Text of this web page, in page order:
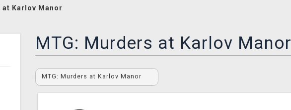
at Karlov Manor
MTG: Murders at Karlov Manor
MTG: Murders at Karlov Manor